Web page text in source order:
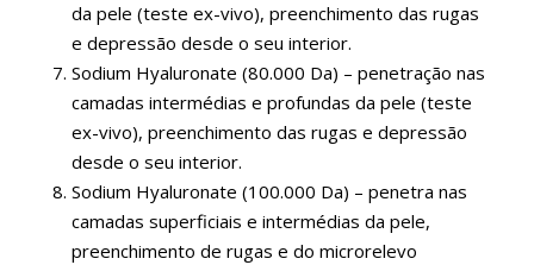
da pele (teste ex-vivo), preenchimento das rugas
e depressão desde o seu interior.
Sodium Hyaluronate (80.000 Da) – penetração nas
camadas intermédias e profundas da pele (teste
ex-vivo), preenchimento das rugas e depressão
desde o seu interior.
Sodium Hyaluronate (100.000 Da) – penetra nas
camadas superficiais e intermédias da pele,
preenchimento de rugas e do microrelevo